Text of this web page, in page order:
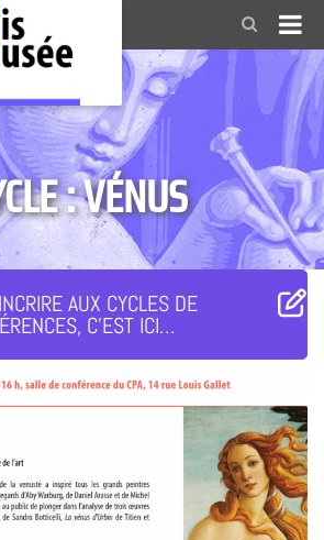
: VÉNUS
AUX CYCLES DE
C'EST ICI…